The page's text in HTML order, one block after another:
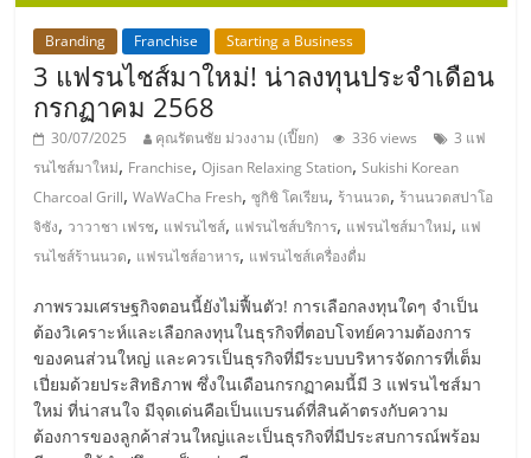
น้อย
คืน
ทุน
ไว,
ที่
ปรึกษา
การ
Branding Franchise Starting a Business
3 แฟรนไชส์มาใหม่! น่าลงทุนประจำเดือน
กรกฏาคม 2568
30/07/2025 คุณรัตนชัย ม่วงงาม (เปี๊ยก) 336 views
3 แฟ
รนไชส์มาใหม่, Franchise,Ojisan Relaxing Station,Sukishi Korean
Charcoal Grill,WaWaCha Fresh,ซูกิชิ โคเรียน, ร้านนวด, ร้านนวดสปาโอ
จิซัง, วาวาชา เฟรช, แฟรนไชส์, แฟรนไชส์บริการ, แฟรนไชส์มาใหม่, แฟ
รนไชส์ร้านนวด, แฟรนไชส์อาหาร, แฟรนไชส์เครื่องดื่ม
ภาพรวมเศรษฐกิจตอนนี้ยังไม่ฟื้นตัว! การเลือกลงทุนใดๆ จำเป็น
ต้องวิเคราะห์และเลือกลงทุนในธุรกิจที่ตอบโจทย์ความต้องการ
ของคนส่วนใหญ่ และควรเป็นธุรกิจที่มีระบบบริหารจัดการที่เต็ม
เปี่ยมด้วยประสิทธิภาพ ซึ่งในเดือนกรกฏาคมนี้มี 3 แฟรนไชส์มา
ใหม่ ที่น่าสนใจ มีจุดเด่นคือเป็นแบรนด์ที่สินค้าตรงกับความ
ต้องการของลูกค้าส่วนใหญ่และเป็นธุรกิจที่มีประสบการณ์พร้อม